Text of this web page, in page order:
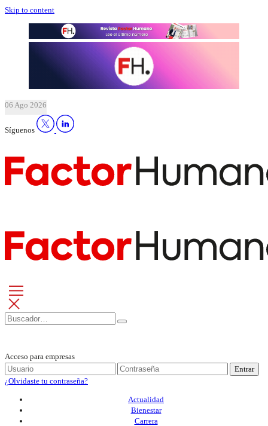
Skip to content
06 Ago 2026
Síguenos
Acceso para empresas
Entrar
¿Olvidaste tu contraseña?
Actualidad
Bienestar
Carrera